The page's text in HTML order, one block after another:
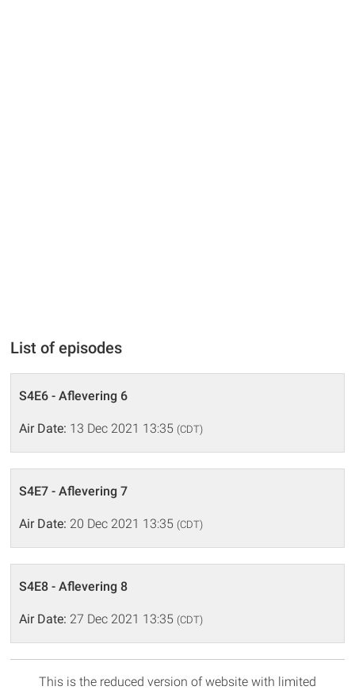
List of episodes
S4E6 - Aflevering 6
Air Date: 13 Dec 2021 13:35 (CDT)
S4E7 - Aflevering 7
Air Date: 20 Dec 2021 13:35 (CDT)
S4E8 - Aflevering 8
Air Date: 27 Dec 2021 13:35 (CDT)
This is the reduced version of website with limited